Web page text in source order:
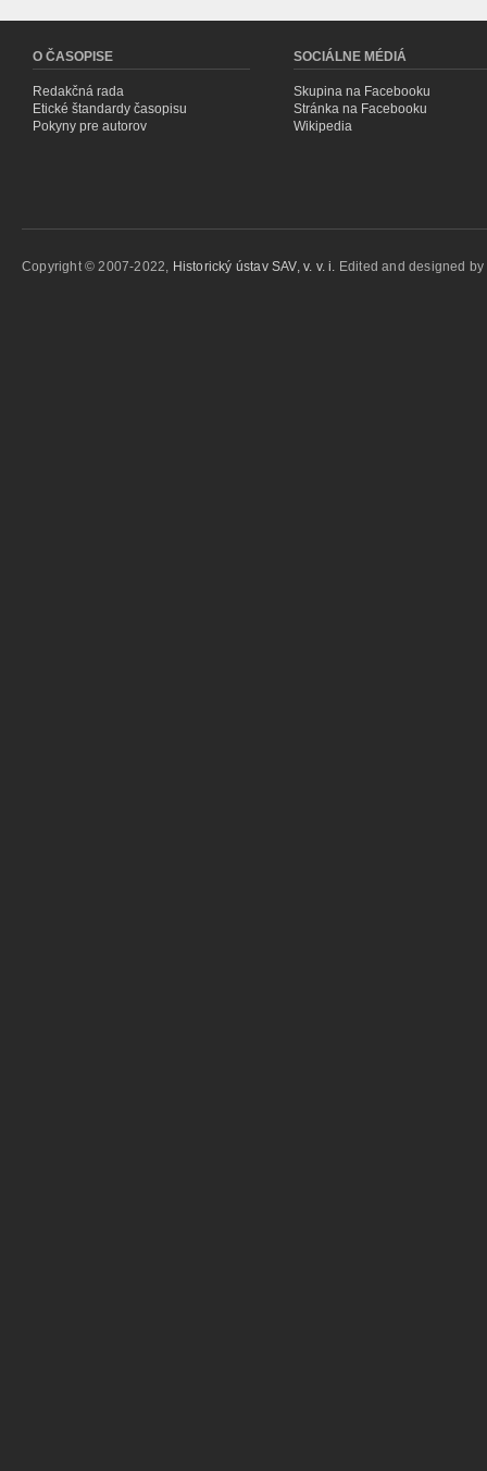
O ČASOPISE
Redakčná rada
Etické štandardy časopisu
Pokyny pre autorov
SOCIÁLNE MÉDIÁ
Skupina na Facebooku
Stránka na Facebooku
Wikipedia
Copyright © 2007-2022, Historický ústav SAV, v. v. i. Edited and designed by